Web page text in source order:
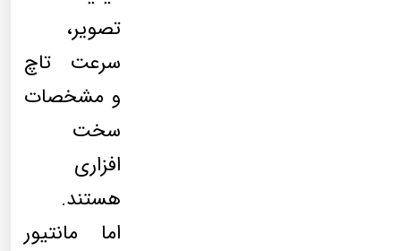
تصویر،
سرعت تاچ
و مشخصات
سخت
افزاری
هستند.
اما مانتیور